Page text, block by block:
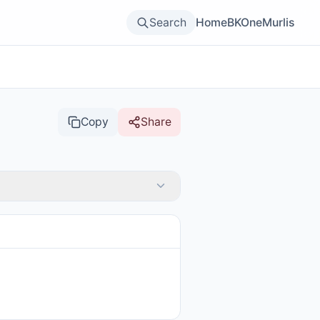
Search HomeBKOneMurlis
Copy Share